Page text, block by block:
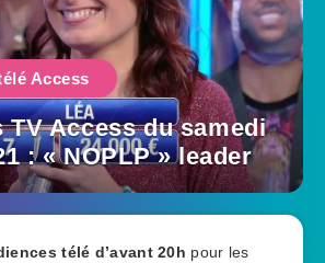
Access
TV Access du samedi
: « NOPLP » leader
télé d’avant 20h pour les